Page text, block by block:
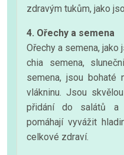
zdravým tukům, jako
4. Ořechy a semena
Ořechy a semena, jako
chia semena,
semena, jsou bohaté
vlákninu. Jsou
přidání do salátů a
pomáhají vyvážit
celkové zdraví.